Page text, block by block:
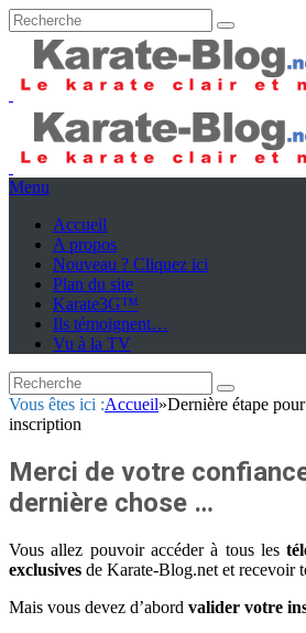
Menu
Accueil
A propos
Nouveau ? Cliquez ici
Plan du site
Karate3G™
Ils témoignent…
Vu à la TV
Vous êtes ici :Accueil»Dernière étape
inscription
Merci de votre
dernière chose …
Vous allez pouvoir accéder à tous les
exclusives de Karate-Blog.net et recevoir
Mais vous devez d’abord valider votre